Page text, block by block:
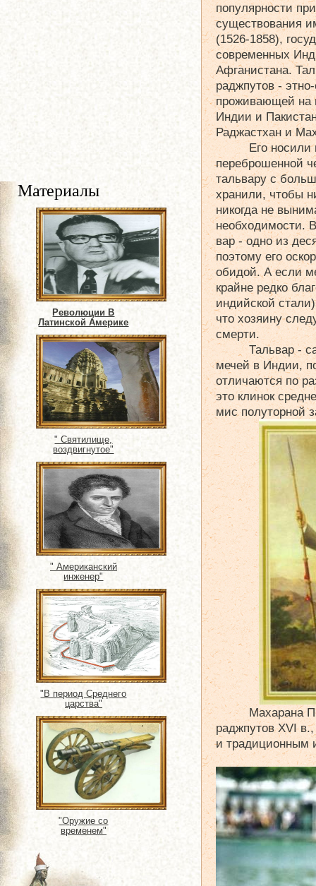
Материалы
Революции В
Латинской Америке
" Святилище,
воздвигнутое"
" Американский
инженер"
"В период Среднего
царства"
"Оружие со
временем"
популярности
существования
(1526-1858),
современных
Афганистана.
раджпутов -
проживающей на
Индии и
Раджастхан и
Его носили
переброшенной
тальвару с
хранили, чтобы
никогда не
необходимости.
вар - одно из
поэтому его
обидой. А если
крайне редко
индийской
что хозяину
смерти.
Тальвар -
мечей в Индии,
отличаются по
это клинок
мис полуторной
Махарана
раджпутов XVI
и традиционным